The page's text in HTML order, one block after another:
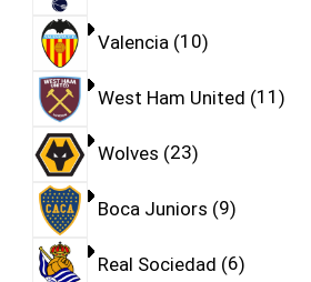
Valencia 10
West Ham United 11
Wolves 23
Boca Juniors 9
Real Sociedad 6